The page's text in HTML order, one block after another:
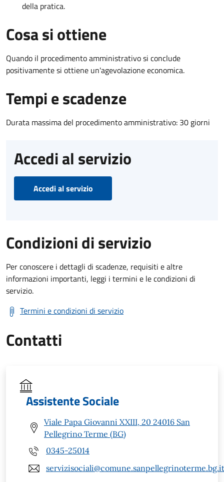
della pratica.
Cosa si ottiene
Quando il procedimento amministrativo si conclude
positivamente si ottiene un'agevolazione economica.
Tempi e scadenze
Durata massima del procedimento amministrativo: 30 giorni
Accedi al servizio
Accedi al servizio
Condizioni di servizio
Per conoscere i dettagli di scadenze, requisiti e altre
informazioni importanti, leggi i termini e le condizioni di
servizio.
Termini e condizioni di servizio
Contatti
Assistente Sociale
Viale Papa Giovanni XXIII, 20 24016 San
Pellegrino Terme (BG)
0345-25014
servizisociali@comune.sanpellegrinoterme.bg.it